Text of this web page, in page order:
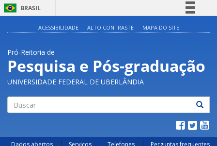
BRASIL
Acesso à informação
Legislação
Canais
ACESSIBILIDADE ALTO CONTRASTE MAPA DO SITE
Pró-Reitoria de
Pesquisa e Pós-graduação
UNIVERSIDADE FEDERAL DE UBERLÂNDIA
Dados abertos Serviços Telefones
Perguntas frequentes